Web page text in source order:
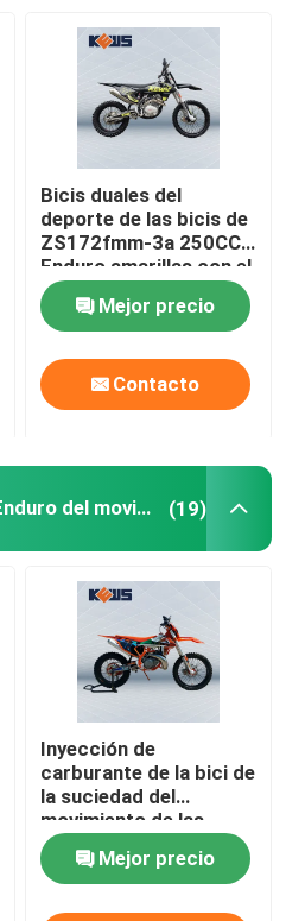
Bicis duales del
deporte de las bicis de
ZS172fmm-3a 250CC
Enduro amarillas con el
solo cilindro
Mejor precio
Contacto
Dos motocicletas de Enduro del movimiento (19)
Inyección de
carburante de la bici de
la suciedad del
movimiento de las
motocicletas EFI 2 de
Enduro del movimiento
de Kews dos
Mejor precio